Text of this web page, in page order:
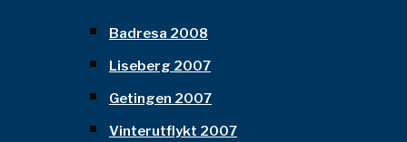
Badresa 2008
Liseberg 2007
Getingen 2007
Vinterutflykt 2007